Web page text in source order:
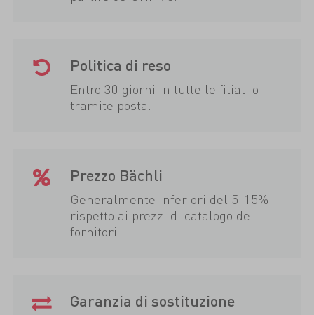
Politica di reso
Entro 30 giorni in tutte le filiali o
tramite posta.
Prezzo Bächli
Generalmente inferiori del 5-15%
rispetto ai prezzi di catalogo dei
fornitori.
Garanzia di sostituzione